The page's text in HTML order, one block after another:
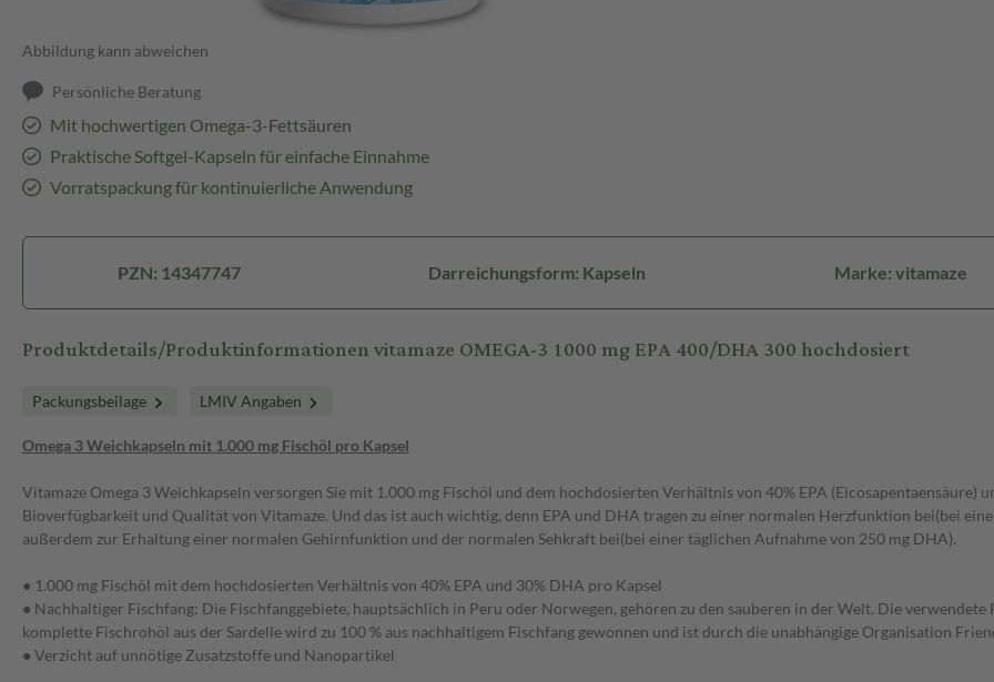
Abbildung kann abweichen
Persönliche Beratung
Mit hochwertigen Omega-3-Fettsäuren
Praktische Softgel-Kapseln für einfache Einnahme
Vorratspackung für kontinuierliche Anwendung
PZN: 14347747 Darreichungsform: Kapseln Marke: vitamaze
Produktdetails/Produktinformationen vitamaze OMEGA-3 1000 mg EPA 400/DHA 300 hochdosiert
Packungsbeilage LMIV Angaben
Omega 3 Weichkapseln mit 1.000 mg Fischöl pro Kapsel
Vitamaze Omega 3 Weichkapseln versorgen Sie mit 1.000 mg Fischöl und dem hochdosierten Verhältnis von 40% EPA (Eicosapentaensäure)
Bioverfügbarkeit und Qualität von Vitamaze. Und das ist auch wichtig, denn EPA und DHA tragen zu einer normalen Herzfunktion bei(bei
außerdem zur Erhaltung einer normalen Gehirnfunktion und der normalen Sehkraft bei(bei einer täglichen Aufnahme von 250 mg DHA).
● 1.000 mg Fischöl mit dem hochdosierten Verhältnis von 40% EPA und 30% DHA pro Kapsel
● Nachhaltiger Fischfang: Die Fischfanggebiete, hauptsächlich in Peru oder Norwegen, gehören zu den sauberen in der Welt. Die
komplette Fischrohöl aus der Sardelle wird zu 100 % aus nachhaltigem Fischfang gewonnen und ist durch die unabhängige Organisation
● Verzicht auf unnötige Zusatzstoffe und Nanopartikel